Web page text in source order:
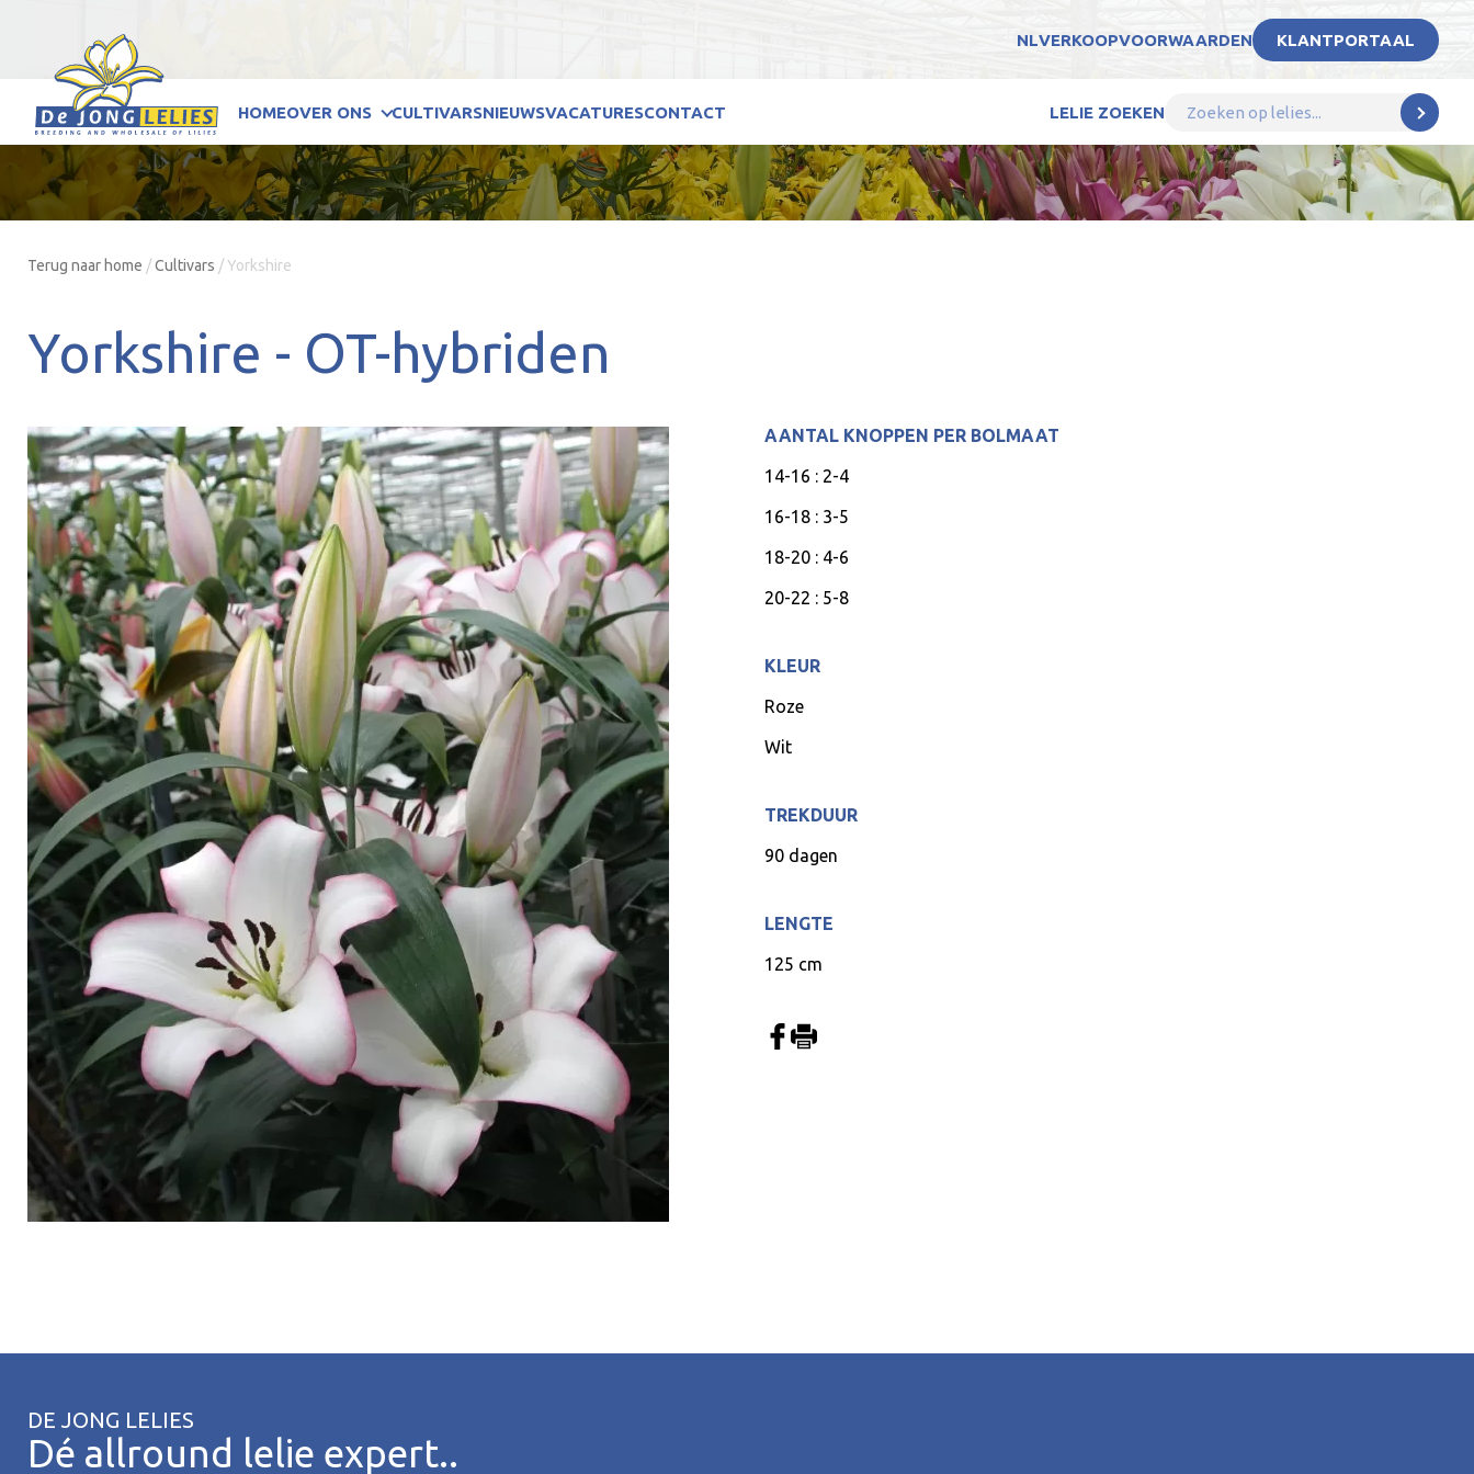
NLVERKOOPVOORWAARDEN KLANTPORTAAL
HOMEOVER ONS CULTIVARSNIEUWSVACATURESCONTACT LELIE ZOEKEN
Terug naar home /Cultivars / Yorkshire
Yorkshire - OT-hybriden
AANTAL KNOPPEN PER BOLMAAT
14-16 : 2-4
16-18 : 3-5
18-20 : 4-6
20-22 : 5-8
KLEUR
Roze
Wit
TREKDUUR
90 dagen
LENGTE
125 cm
DE JONG LELIES
Dé allround lelie expert..